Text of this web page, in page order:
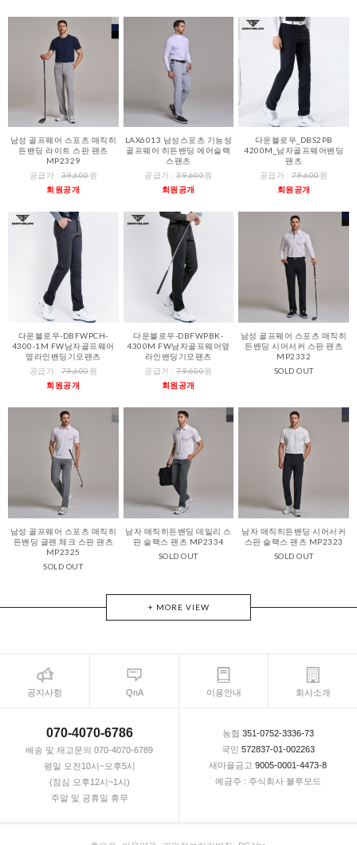
남성 골프웨어 스포츠 매직히
든밴딩 라이트 스판 팬츠
MP2329
공급가 :39,600원
회원공개
LAX6013 남성스포츠 기능성
골프웨어 히든밴딩 에어슬랙
스팬츠
공급가 :39,600원
회원공개
다운블로우_DBS2PB
4200M_남자골프웨어밴딩
팬츠
공급가 : 79,600원
회원공개
다운블로우-DBFWPCH-
4300-1M FW남자골프웨어
옆라인밴딩기모팬츠
공급가 :79,600원
회원공개
다운블로우-DBFWPBK-
4300M FW남자골프웨어옆
라인밴딩기모팬츠
공급가 :79,600원
회원공개
남성 골프웨어 스포츠 매직히
든밴딩 시어서커 스판 팬츠
MP2332
SOLD OUT
남성 골프웨어 스포츠 매직히
든밴딩 글렌 체크 스판 팬츠
MP2325
SOLD OUT
남자 매직히든밴딩 데일리 스
판 슬랙스 팬츠 MP2334
SOLD OUT
남자 매직히든밴딩 시어서커
스판 슬랙스 팬츠 MP2323
SOLD OUT
+ MORE VIEW
공지사항 QnA 이용안내 회사소개
070-4070-6786
배송 및 재고문의 070-4070-6789
평일 오전10시~오후5시
(점심 오후12시~1시)
주말 및 공휴일 휴무
농협 351-0752-3336-73
국민 572837-01-002263
새마을금고 9005-0001-4473-8
예금주 : 주식회사 블루모드